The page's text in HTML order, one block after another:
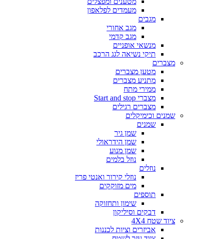
מעמדים לפלאפון
מגבים
מגב אחורי
מגב קדמי
מנשאי אופניים
תיקי נשיאה לגג הרכב
מצברים
מטען מצברים
מתניע מצברים
ממירי מתח
מצברי Start and stop
מצברים רגילים
שמנים וכימיקלים
שמנים
שמן גיר
שמן הידראולי
שמן מנוע
נוזל בלמים
נוזלים
נוזלי קירור ואנטי פריז
מים מזוקקים
תוספים
שימון ותחזוקה
דבקים וסיליקון
ציוד שטח 4X4
אביזרים וציות לכננות